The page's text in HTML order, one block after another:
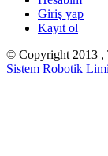
Giriş yap
Kayıt ol
© Copyright 2013 ,
Sistem Robotik